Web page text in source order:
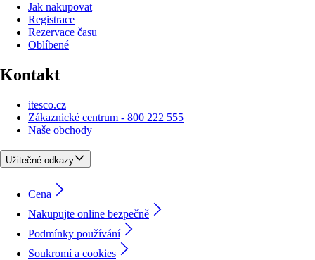
Jak nakupovat
Registrace
Rezervace času
Oblíbené
Kontakt
itesco.cz
Zákaznické centrum - 800 222 555
Naše obchody
Užitečné odkazy
Cena
Nakupujte online bezpečně
Podmínky používání
Soukromí a cookies